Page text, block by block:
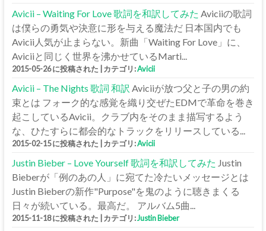
Avicii – Waiting For Love 歌詞を和訳してみた Aviciiの歌詞
は僕らの勇気や決意に形を与える魔法だ 日本国内でも
Avicii人気が止まらない。新曲「Waiting For Love」に、
Aviciiと同じく世界を沸かせているMarti...
2015-05-26 に投稿された カテゴリ:Avicii
Avicii – The Nights 歌詞 和訳 Aviciiが放つ父と子の男の約
束とは フォーク的な感覚を織り交ぜたEDMで革命を巻き
起こしているAvicii。クラブ内をそのまま描写するよう
な、ひたすらに都会的なトラックをリリースしている...
2015-02-15 に投稿された カテゴリ:Avicii
Justin Bieber – Love Yourself 歌詞を和訳してみた Justin
Bieberが「例のあの人」に宛てた冷たいメッセージとは
Justin Bieberの新作"Purpose"を鬼のように聴きまくる
日々が続いている。最高だ。 アルバム5曲...
2015-11-18 に投稿された カテゴリ:Justin Bieber